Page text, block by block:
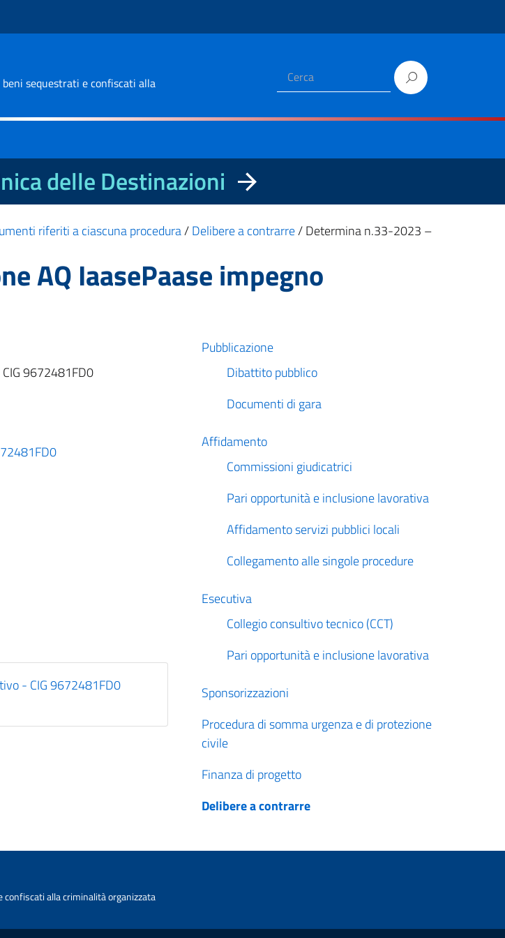
sequestrati e confiscati alla
delle Destinazioni
riferiti a ciascuna procedura/Delibere a contrarre/Determina n.33-2023 –
AQ IaasePaase impegno
9672481FD0
- CIG 9672481FD0
Pubblicazione
Dibattito pubblico
Documenti di gara
Affidamento
Commissioni giudicatrici
Pari opportunità e inclusione lavorativa
Affidamento servizi pubblici locali
Collegamento alle singole procedure
Esecutiva
Collegio consultivo tecnico (CCT)
Pari opportunità e inclusione lavorativa
Sponsorizzazioni
Procedura di somma urgenza e di protezione
civile
Finanza di progetto
Delibere a contrarre
confiscati alla criminalità organizzata